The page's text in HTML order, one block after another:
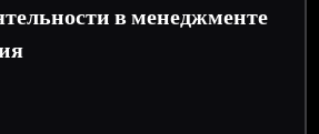
в менеджменте